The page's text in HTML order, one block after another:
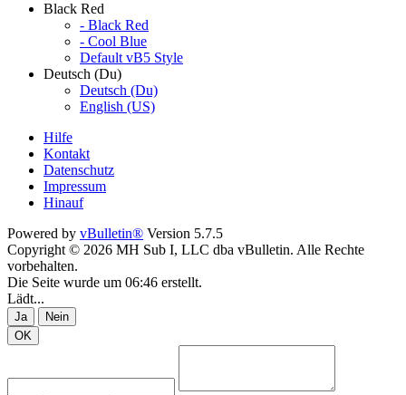
Black Red
- Black Red
- Cool Blue
Default vB5 Style
Deutsch (Du)
Deutsch (Du)
English (US)
Hilfe
Kontakt
Datenschutz
Impressum
Hinauf
Powered by vBulletin® Version 5.7.5
Copyright © 2026 MH Sub I, LLC dba vBulletin. Alle Rechte
vorbehalten.
Die Seite wurde um 06:46 erstellt.
Lädt...
Ja
Nein
OK